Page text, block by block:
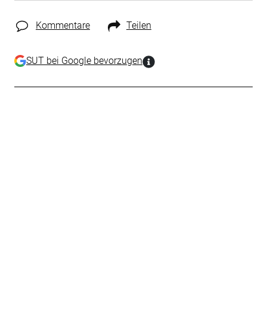
Kommentare Teilen
SUT bei Google bevorzugen